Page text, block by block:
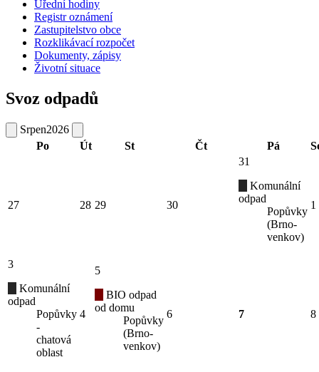
Úřední hodiny
Registr oznámení
Zastupitelstvo obce
Rozklikávací rozpočet
Dokumenty, zápisy
Životní situace
Svoz odpadů
Srpen2026
Po
Út St Čt Pá
27 28 29 30
31
Komunální
odpad
Popůvky
(Brno-
venkov)
1
3
Komunální
odpad
Popůvky
-
chatová
oblast
4
5
BIO odpad
od domu
Popůvky
(Brno-
venkov)
6 7 8